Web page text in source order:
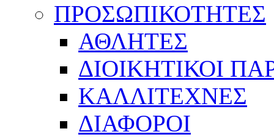
ΠΡΟΣΩΠΙΚΟΤΗΤΕΣ
ΑΘΛΗΤΕΣ
ΔΙΟΙΚΗΤΙΚΟΙ
ΚΑΛΛΙΤΕΧΝΕΣ
ΔΙΑΦΟΡΟΙ